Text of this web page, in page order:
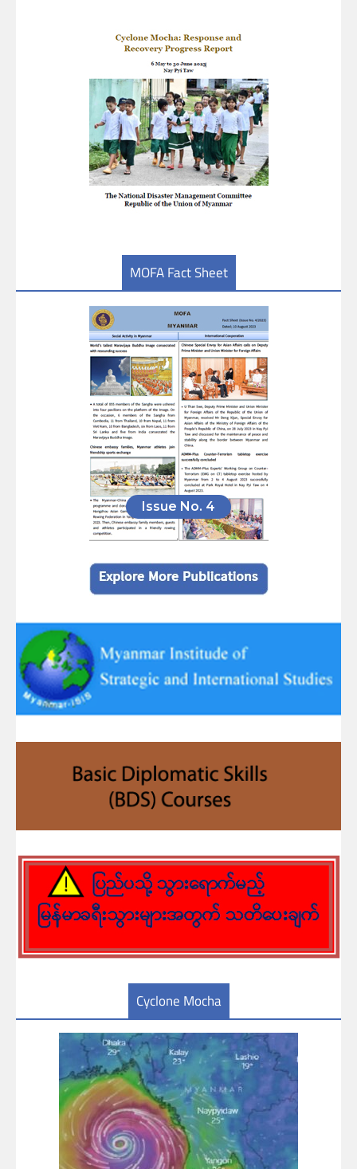
MOFA Fact Sheet
Issue No. 4
Cyclone Mocha